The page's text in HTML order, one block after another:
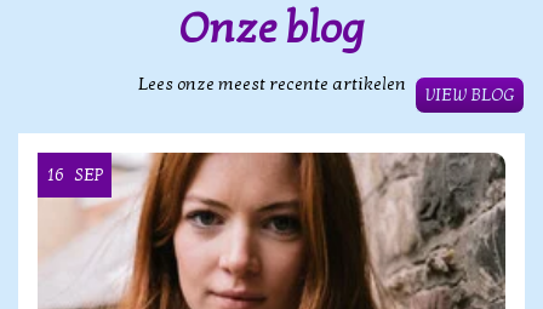
Onze blog
Lees onze meest recente artikelen
VIEW BLOG
16 SEP